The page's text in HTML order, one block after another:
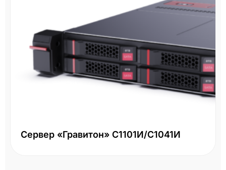
Сервер «Гравитон» С1101И/С1041И